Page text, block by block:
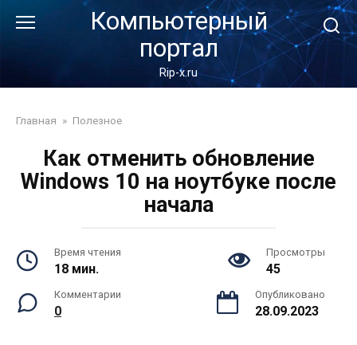
Компьютерный
портал
Rip-x.ru
Главная » Полезное
Как отменить обновление
Windows 10 на ноутбуке после
начала
Время чтения
18 мин.
Просмотры
45
Комментарии
0
Опубликовано
28.09.2023